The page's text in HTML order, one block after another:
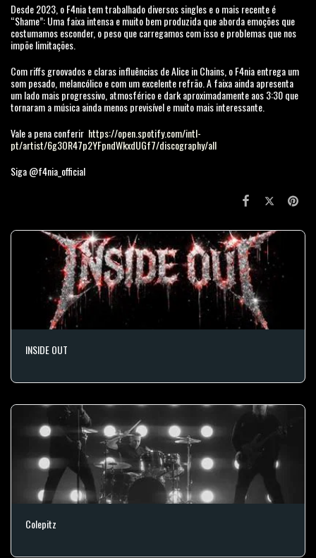
Desde 2023, o F4nia tem trabalhado diversos singles e o mais recente é
“Shame”: Uma faixa intensa e muito bem produzida que aborda emoções que
costumamos esconder, o peso que carregamos com isso e problemas que nos
impõe limitações.
Com riffs groovados e claras influências de Alice in Chains, o F4nia entrega um
som pesado, melancólico e com um excelente refrão. A faixa ainda apresenta
um lado mais progressivo, atmosférico e dark aproximadamente aos 3:30 que
tornaram a música ainda menos previsível e muito mais interessante.
Vale a pena conferir https://open.spotify.com/intl-
pt/artist/6g3OR47p2YFpndWkxdUGf7/discography/all
Siga @f4nia_official
INSIDE OUT
Colepitz